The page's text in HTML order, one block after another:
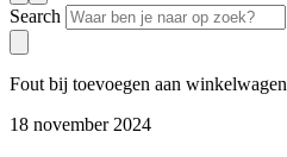
Search
Fout bij toevoegen aan winkelwagen
18 november 2024